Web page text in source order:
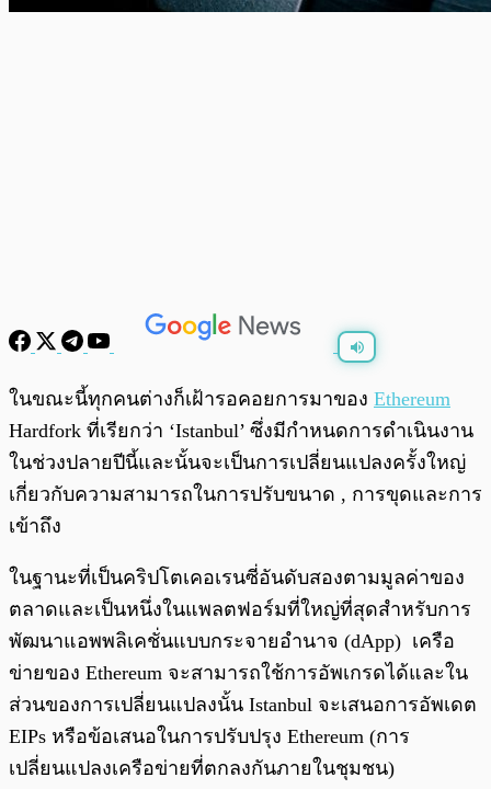
พร้อมเล่น
ในขณะนี้ทุกคนต่างก็เฝ้ารอคอยการมาของ Ethereum
Hardfork ที่เรียกว่า ‘Istanbul’ ซึ่งมีกำหนดการดำเนินงาน
ในช่วงปลายปีนี้และนั้นจะเป็นการเปลี่ยนแปลงครั้งใหญ่
เกี่ยวกับความสามารถในการปรับขนาด , การขุดและการ
เข้าถึง
ในฐานะที่เป็นคริปโตเคอเรนซี่อันดับสองตามมูลค่าของ
ตลาดและเป็นหนึ่งในแพลตฟอร์มที่ใหญ่ที่สุดสำหรับการ
พัฒนาแอพพลิเคชั่นแบบกระจายอำนาจ (dApp) เครือ
ข่ายของ Ethereum จะสามารถใช้การอัพเกรดได้และใน
ส่วนของการเปลี่ยนแปลงนั้น Istanbul จะเสนอการอัพเดต
EIPs หรือข้อเสนอในการปรับปรุง Ethereum (การ
เปลี่ยนแปลงเครือข่ายที่ตกลงกันภายในชุมชน)